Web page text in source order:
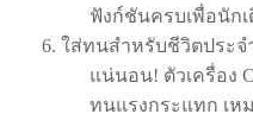
ฟังก์ชันครบเพื่อนัก
6. ใส่ทนสำหรับชีวิตประจ
แน่นอน! ตัวเครื่อง
ทนแรงกระแทก เห